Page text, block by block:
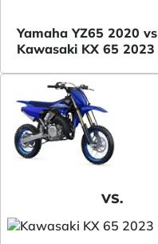
Yamaha YZ65 2020 vs
Kawasaki KX 65 2023
VS.